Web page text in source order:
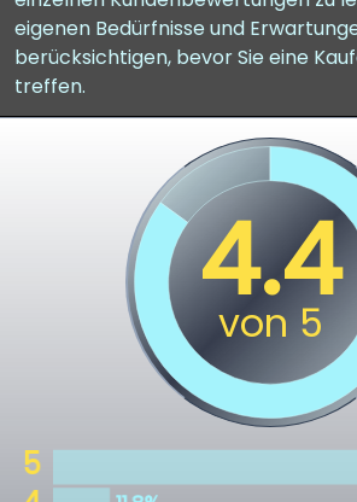
eigenen Bedürfnisse und
berücksichtigen, bevor Sie eine
treffen.